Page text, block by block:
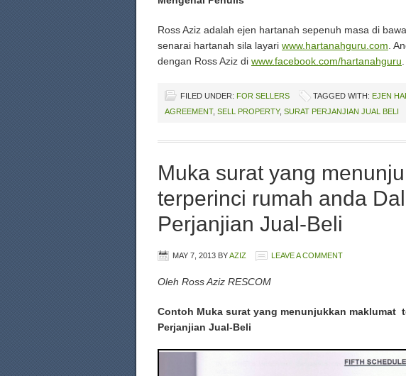
Ross Aziz adalah ejen hartanah sepenuh masa di
senarai hartanah sila layari www.hartanahguru.com .
dengan Ross Aziz di www.facebook.com/hartanahguru
FILED UNDER: FOR SELLERS TAGGED WITH: EJEN
AGREEMENT, SELL PROPERTY, SURAT PERJANJIAN JUAL BELI
Muka surat yang
terperinci rumah anda
Perjanjian Jual-Beli
MAY 7, 2013 BYAZIZ LEAVE A COMMENT
Oleh Ross Aziz RESCOM
Contoh Muka surat yang menunjukkan maklumat
Perjanjian Jual-Beli